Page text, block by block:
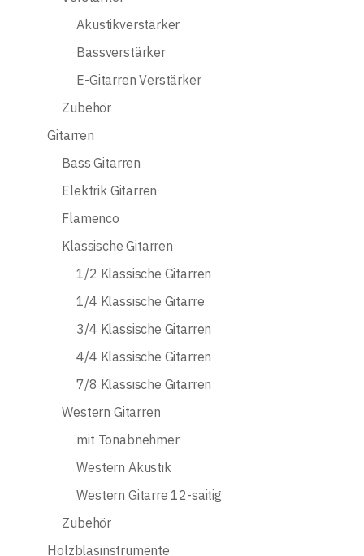
Akustikverstärker
Bassverstärker
E-Gitarren Verstärker
Zubehör
Gitarren
Bass Gitarren
Elektrik Gitarren
Flamenco
Klassische Gitarren
1/2 Klassische Gitarren
1/4 Klassische Gitarre
3/4 Klassische Gitarren
4/4 Klassische Gitarren
7/8 Klassische Gitarren
Western Gitarren
mit Tonabnehmer
Western Akustik
Western Gitarre 12-saitig
Zubehör
Holzblasinstrumente